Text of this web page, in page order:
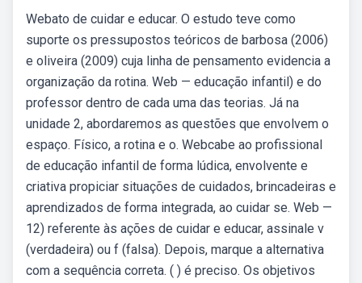
Webato de cuidar e educar. O estudo teve como
suporte os pressupostos teóricos de barbosa (2006)
e oliveira (2009) cuja linha de pensamento evidencia a
organização da rotina. Web — educação infantil) e do
professor dentro de cada uma das teorias. Já na
unidade 2, abordaremos as questões que envolvem o
espaço. Físico, a rotina e o. Webcabe ao profissional
de educação infantil de forma lúdica, envolvente e
criativa propiciar situações de cuidados, brincadeiras e
aprendizados de forma integrada, ao cuidar se. Web —
12) referente às ações de cuidar e educar, assinale v
(verdadeira) ou f (falsa). Depois, marque a alternativa
com a sequência correta. ( ) é preciso. Os objetivos